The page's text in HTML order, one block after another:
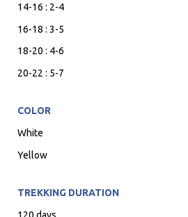
14-16 : 2-4
16-18 : 3-5
18-20 : 4-6
20-22 : 5-7
COLOR
White
Yellow
TREKKING DURATION
120 days